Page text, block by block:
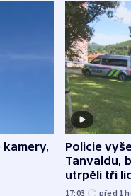
kamery,
Policie
Tanvaldu,
utrpěli tři
17:03 před 1